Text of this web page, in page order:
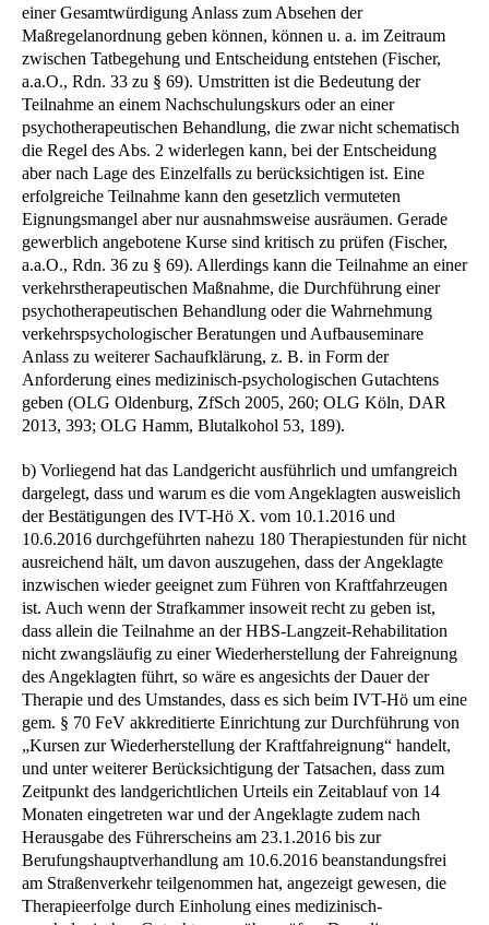
einer Gesamtwürdigung Anlass zum Absehen der
Maßregelanordnung geben können, können u. a. im Zeitraum
zwischen Tatbegehung und Entscheidung entstehen (Fischer,
a.a.O., Rdn. 33 zu § 69). Umstritten ist die Bedeutung der
Teilnahme an einem Nachschulungskurs oder an einer
psychotherapeutischen Behandlung, die zwar nicht schematisch
die Regel des Abs. 2 widerlegen kann, bei der Entscheidung
aber nach Lage des Einzelfalls zu berücksichtigen ist. Eine
erfolgreiche Teilnahme kann den gesetzlich vermuteten
Eignungsmangel aber nur ausnahmsweise ausräumen. Gerade
gewerblich angebotene Kurse sind kritisch zu prüfen (Fischer,
a.a.O., Rdn. 36 zu § 69). Allerdings kann die Teilnahme an einer
verkehrstherapeutischen Maßnahme, die Durchführung einer
psychotherapeutischen Behandlung oder die Wahrnehmung
verkehrspsychologischer Beratungen und Aufbauseminare
Anlass zu weiterer Sachaufklärung, z. B. in Form der
Anforderung eines medizinisch-psychologischen Gutachtens
geben (OLG Oldenburg, ZfSch 2005, 260; OLG Köln, DAR
2013, 393; OLG Hamm, Blutalkohol 53, 189).
b) Vorliegend hat das Landgericht ausführlich und umfangreich
dargelegt, dass und warum es die vom Angeklagten ausweislich
der Bestätigungen des IVT-Hö X. vom 10.1.2016 und
10.6.2016 durchgeführten nahezu 180 Therapiestunden für nicht
ausreichend hält, um davon auszugehen, dass der Angeklagte
inzwischen wieder geeignet zum Führen von Kraftfahrzeugen
ist. Auch wenn der Strafkammer insoweit recht zu geben ist,
dass allein die Teilnahme an der HBS-Langzeit-Rehabilitation
nicht zwangsläufig zu einer Wiederherstellung der Fahreignung
des Angeklagten führt, so wäre es angesichts der Dauer der
Therapie und des Umstandes, dass es sich beim IVT-Hö um eine
gem. § 70 FeV akkreditierte Einrichtung zur Durchführung von
„Kursen zur Wiederherstellung der Kraftfahreignung“ handelt,
und unter weiterer Berücksichtigung der Tatsachen, dass zum
Zeitpunkt des landgerichtlichen Urteils ein Zeitablauf von 14
Monaten eingetreten war und der Angeklagte zudem nach
Herausgabe des Führerscheins am 23.1.2016 bis zur
Berufungshauptverhandlung am 10.6.2016 beanstandungsfrei
am Straßenverkehr teilgenommen hat, angezeigt gewesen, die
Therapieerfolge durch Einholung eines medizinisch-